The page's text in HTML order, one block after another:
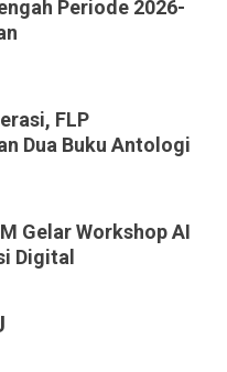
Periode 2026-
FLP
Dua Buku Antologi
Gelar Workshop AI
Digital